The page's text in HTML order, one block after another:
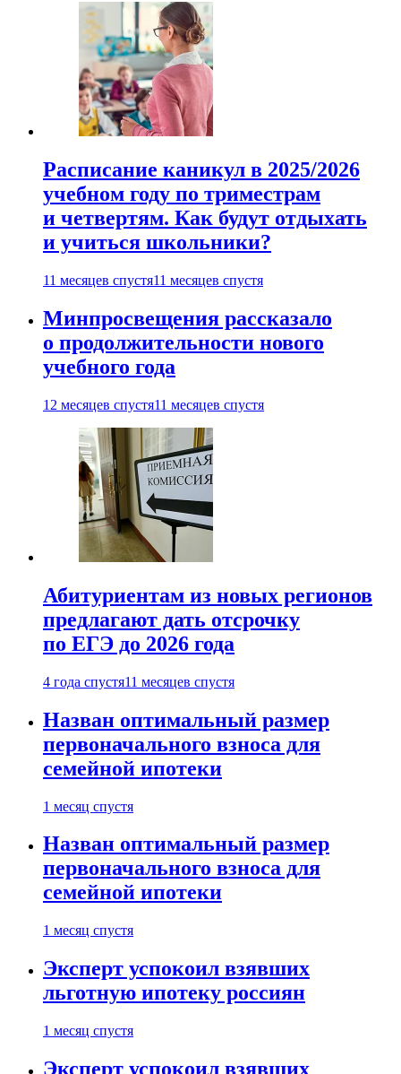
Расписание каникул в 2025/2026
учебном году по триместрам
и четвертям. Как будут отдыхать
и учиться школьники?
11 месяцев спустя11 месяцев спустя
Минпросвещения рассказало
о продолжительности нового
учебного года
12 месяцев спустя11 месяцев спустя
Абитуриентам из новых регионов
предлагают дать отсрочку
по ЕГЭ до 2026 года
4 года спустя11 месяцев спустя
Назван оптимальный размер
первоначального взноса для
семейной ипотеки
1 месяц спустя
Назван оптимальный размер
первоначального взноса для
семейной ипотеки
1 месяц спустя
Эксперт успокоил взявших
льготную ипотеку россиян
1 месяц спустя
Эксперт успокоил взявших